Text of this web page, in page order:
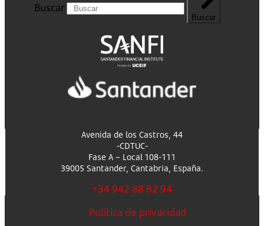
Buscar
Buscar
Avenida de los Castros, 44
-CDTUC-
Fase A – Local 108-111
39005 Santander, Cantabria, España.
+34 942 88 82 94
Política de privacidad